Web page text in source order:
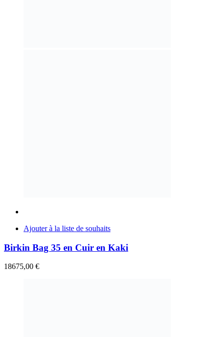
Ajouter à la liste de souhaits
Birkin Bag 35 en Cuir en Kaki
18675,00 €